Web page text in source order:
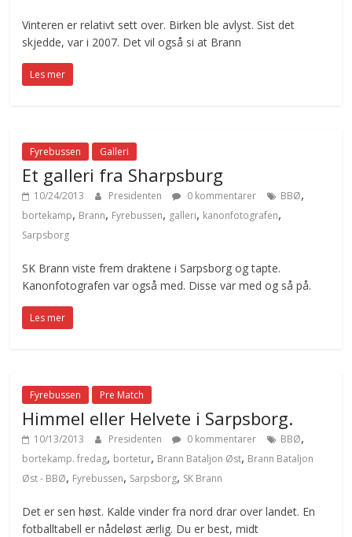
Vinteren er relativt sett over. Birken ble avlyst. Sist det
skjedde, var i 2007. Det vil også si at Brann
Les mer
Fyrebussen Galleri
Et galleri fra Sharpsburg
10/24/2013 Presidenten 0 kommentarer BBØ,
bortekamp, Brann, Fyrebussen, galleri, kanonfotografen,
Sarpsborg
SK Brann viste frem draktene i Sarpsborg og tapte.
Kanonfotografen var også med. Disse var med og så på.
Les mer
Fyrebussen Pre Match
Himmel eller Helvete i Sarpsborg.
10/13/2013 Presidenten 0 kommentarer BBØ,
bortekamp. fredag, bortetur, Brann Bataljon Øst, Brann Bataljon
Øst - BBØ, Fyrebussen, Sarpsborg, SK Brann
Det er sen høst. Kalde vinder fra nord drar over landet. En
fotballtabell er nådeløst ærlig. Du er best, midt